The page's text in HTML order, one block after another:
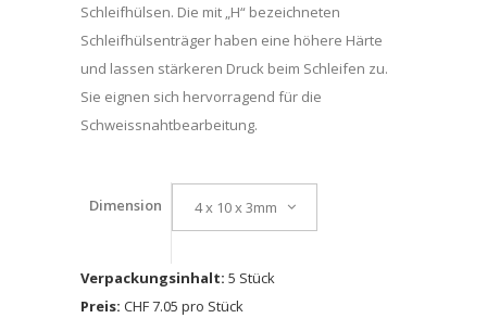
Schleifhülsen. Die mit „H“ bezeichneten
Schleifhülsenträger haben eine höhere Härte
und lassen stärkeren Druck beim Schleifen zu.
Sie eignen sich hervorragend für die
Schweissnahtbearbeitung.
Dimension 4 x 10 x 3mm
Verpackungsinhalt: 5 Stück
Preis: CHF 7.05 pro Stück